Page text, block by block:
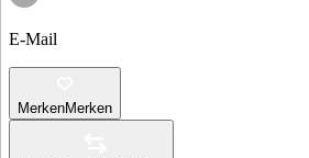
E-Mail
MerkenMerken